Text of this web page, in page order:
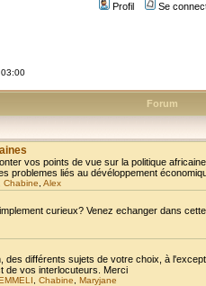
Profil
Se
Forum
vos points de vue sur la politique
problemes liés au dévéloppement
Chabine Alex
curieux? Venez echanger dans
des différents sujets de votre choix, à
de vos interlocuteurs. Merci
Chabine Maryjane